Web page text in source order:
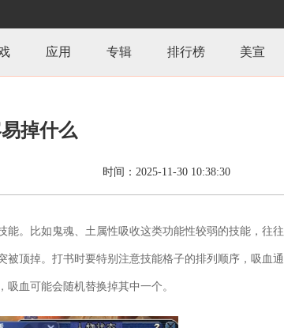
应用 专辑 排行榜 美宣
掉什么
时间：2025-11-30 10:38:30
。比如鬼魂、土属性吸收这类功能性较弱的技能，往往
顶掉。打书时要特别注意技能格子的排列顺序，吸血通
血可能会随机替换掉其中一个。